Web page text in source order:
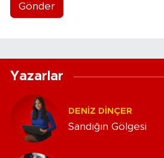
Gönder
Yazarlar
DENIZ DINÇER
Sandığın Gölgesi